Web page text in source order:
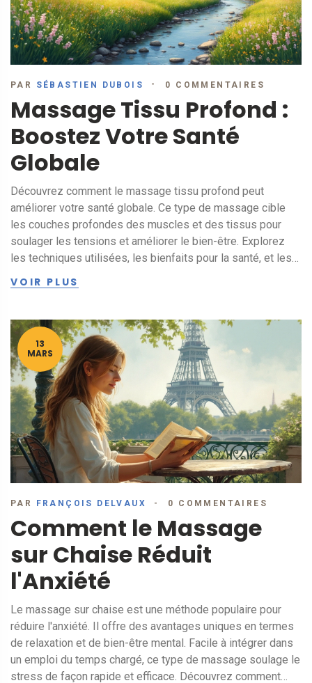
PAR SÉBASTIEN DUBOIS 0 COMMENTAIRES
Massage Tissu Profond :
Boostez Votre Santé
Globale
Découvrez comment le massage tissu profond peut
améliorer votre santé globale. Ce type de massage cible
les couches profondes des muscles et des tissus pour
soulager les tensions et améliorer le bien-être. Explorez
les techniques utilisées, les bienfaits pour la santé, et les
routine. Un guide clair et engageant pour comprendre
VOIR PLUS
13
MARS
PAR FRANÇOIS DELVAUX 0 COMMENTAIRES
Comment le Massage
sur Chaise Réduit
l'Anxiété
Le massage sur chaise est une méthode populaire pour
réduire l'anxiété. Il offre des avantages uniques en termes
de relaxation et de bien-être mental. Facile à intégrer dans
un emploi du temps chargé, ce type de massage soulage le
stress de façon rapide et efficace. Découvrez comment